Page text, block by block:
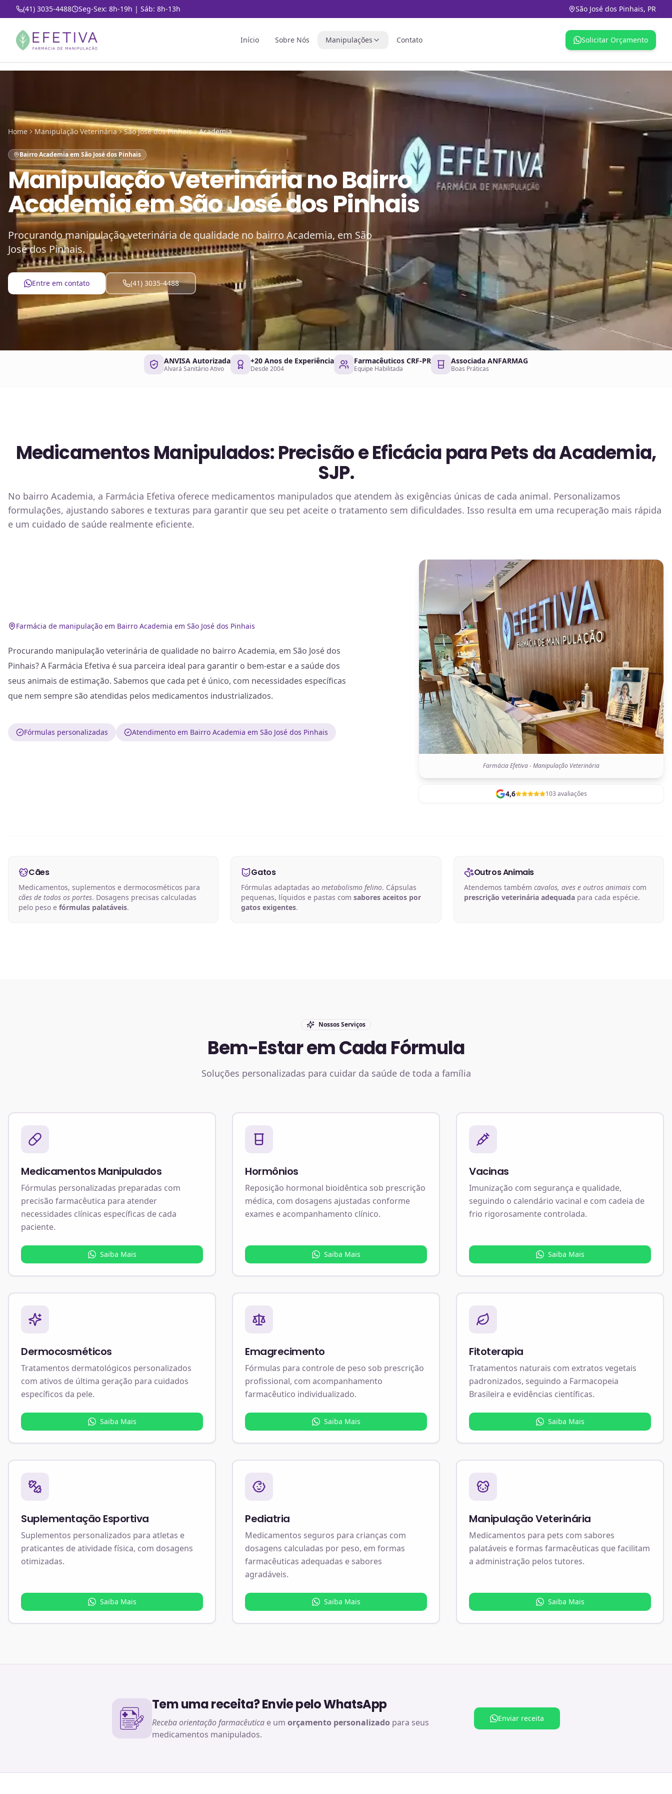
(41) 3035-4488 Seg-Sex: 8h-19h | Sáb: 8h-13h São José dos Pinhais, PR
Início Sobre Nós Manipulações Contato Solicitar Orçamento
Home Manipulação Veterinária São José dos Pinhais Academia
Bairro Academia em São José dos Pinhais
Manipulação VeterinárianoBairro
Academia em São José dos Pinhais
Procurando manipulação veterinária de qualidade no bairro Academia, em São
José dos Pinhais.
Entre em contato (41) 3035-4488
ANVISA Autorizada
Alvará Sanitário Ativo
+20 Anos de Experiência
Desde 2004
Farmacêuticos CRF-PR
Equipe Habilitada
Associada ANFARMAG
Boas Práticas
Medicamentos Manipulados: Precisão e Eficácia para Pets da Academia,
SJP.
No bairro Academia, a Farmácia Efetiva oferece medicamentos manipulados que atendem às exigências únicas de cada animal. Personalizamos
formulações, ajustando sabores e texturas para garantir que seu pet aceite o tratamento sem dificuldades. Isso resulta em uma recuperação mais rápida
e um cuidado de saúde realmente eficiente.
Farmácia de manipulação em Bairro Academia em São José dos Pinhais
Procurando manipulação veterinária de qualidade no bairro Academia, em São José dos
Pinhais? A Farmácia Efetiva é sua parceira ideal para garantir o bem-estar e a saúde dos
seus animais de estimação. Sabemos que cada pet é único, com necessidades específicas
que nem sempre são atendidas pelos medicamentos industrializados.
Fórmulas personalizadas Atendimento em Bairro Academia em São José dos Pinhais
Farmácia Efetiva - Manipulação Veterinária
4,6 103 avaliações
Cães
Medicamentos, suplementos e dermocosméticos para
cães de todos os portes. Dosagens precisas calculadas
pelo peso e fórmulas palatáveis.
Gatos
Fórmulas adaptadas aometabolismo felino. Cápsulas
pequenas, líquidos e pastas comsabores aceitos por
gatos exigentes.
Outros Animais
Atendemos também cavalos, aves e outros animaiscom
prescrição veterinária adequadapara cada espécie.
Nossos Serviços
Bem-Estar em Cada Fórmula
Soluções personalizadas para cuidar da saúde de toda a família
Medicamentos Manipulados
Fórmulas personalizadas preparadas com
precisão farmacêutica para atender
necessidades clínicas específicas de cada
paciente.
Saiba Mais
Hormônios
Reposição hormonal bioidêntica sob prescrição
médica, com dosagens ajustadas conforme
exames e acompanhamento clínico.
Saiba Mais
Vacinas
Imunização com segurança e qualidade,
seguindo o calendário vacinal e com cadeia de
frio rigorosamente controlada.
Saiba Mais
Dermocosméticos
Tratamentos dermatológicos personalizados
com ativos de última geração para cuidados
específicos da pele.
Saiba Mais
Emagrecimento
Fórmulas para controle de peso sob prescrição
profissional, com acompanhamento
farmacêutico individualizado.
Saiba Mais
Fitoterapia
Tratamentos naturais com extratos vegetais
padronizados, seguindo a Farmacopeia
Brasileira e evidências científicas.
Saiba Mais
Suplementação Esportiva
Suplementos personalizados para atletas e
praticantes de atividade física, com dosagens
otimizadas.
Saiba Mais
Pediatria
Medicamentos seguros para crianças com
dosagens calculadas por peso, em formas
farmacêuticas adequadas e sabores
agradáveis.
Saiba Mais
Manipulação Veterinária
Medicamentos para pets com sabores
palatáveis e formas farmacêuticas que facilitam
a administração pelos tutores.
Saiba Mais
Tem uma receita? Envie pelo WhatsApp
Receba orientação farmacêutica e um orçamento personalizado para seus
medicamentos manipulados.
Enviar receita